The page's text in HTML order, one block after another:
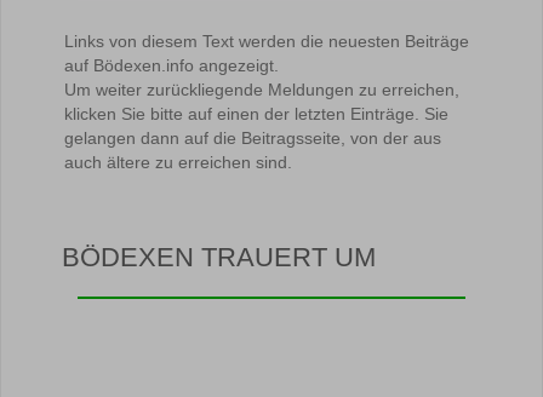
Links von diesem Text werden die neuesten Beiträge
auf Bödexen.info angezeigt.
Um weiter zurückliegende Meldungen zu erreichen,
klicken Sie bitte auf einen der letzten Einträge. Sie
gelangen dann auf die Beitragsseite, von der aus
auch ältere zu erreichen sind.
BÖDEXEN TRAUERT UM